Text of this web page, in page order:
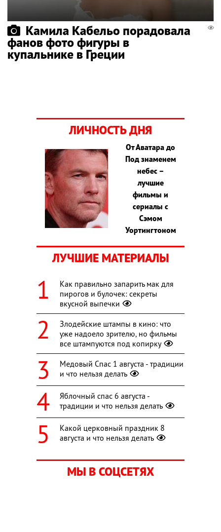
Камила Кабельо порадовала
фанов фото фигуры в
купальнике в Греции
ЛИЧНОСТЬ ДНЯ
От Аватара до
Под знаменем
небес –
лучшие
фильмы и
сериалы с
Сэмом
Уортингтоном
ЛУЧШИЕ МАТЕРИАЛЫ
Как правильно запарить мак для
пирогов и булочек: секреты
вкусной выпечки
Злодейские штампы в кино: что
уже надоело зрителю, но фильмы
все штампуются под копирку
Медовый Спас 1 августа - традиции
и что нельзя делать
Яблочный спас 6 августа -
традиции и что нельзя делать
Какой церковный праздник 8
августа и что нельзя делать
МЫ В СОЦСЕТЯХ